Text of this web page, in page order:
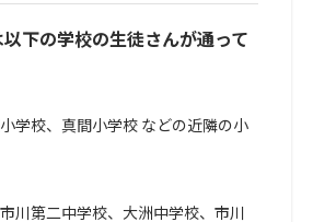
下の学校の生徒さんが通って
学校、真間小学校 などの近隣の小
川第二中学校、大洲中学校、市川